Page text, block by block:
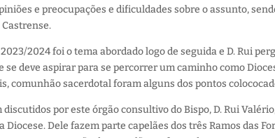
e preocupações e dificuldades sobre o assunto,
2024 foi o tema abordado logo de seguida e D. Rui
se deve aspirar para se percorrer um caminho como
comunhão sacerdotal foram alguns dos pontos
por este órgão consultivo do Bispo, D. Rui
Dele fazem parte capelães dos três Ramos das